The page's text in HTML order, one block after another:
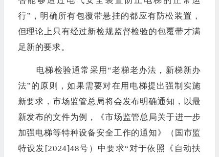
行”，明确所有包覆带悬挂的都应有防松装置，
但理论上只有经过新检规监督检验的包覆带才满
足新的要求。
电梯检验通常采用“老梯老办法，新梯新办
法”的原则，如果需要对在用电梯提出强制实施
新要求，市场监管总局将会发布明确通知，以最
新发布的文件为例，《市场监管总局关于进一步
加强电梯等特种设备安全工作的通知》（国市监
特设发[2024]48号）中要求“对于依照《自动扶